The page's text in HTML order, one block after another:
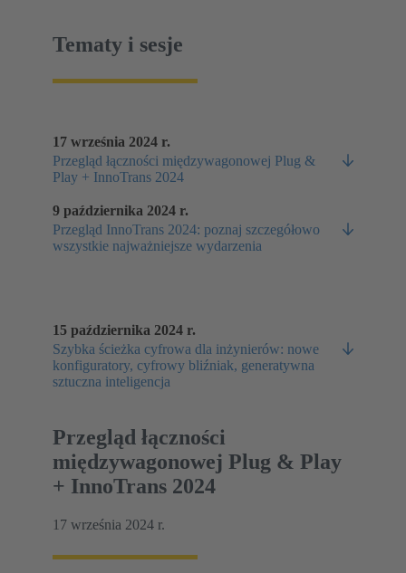
Tematy i sesje
17 września 2024 r.
Przegląd łączności międzywagonowej Plug &
Play + InnoTrans 2024
9 października 2024 r.
Przegląd InnoTrans 2024: poznaj szczegółowo
wszystkie najważniejsze wydarzenia
15 października 2024 r.
Szybka ścieżka cyfrowa dla inżynierów: nowe
konfiguratory, cyfrowy bliźniak, generatywna
sztuczna inteligencja
Przegląd łączności
międzywagonowej Plug & Play
+ InnoTrans 2024
17 września 2024 r.